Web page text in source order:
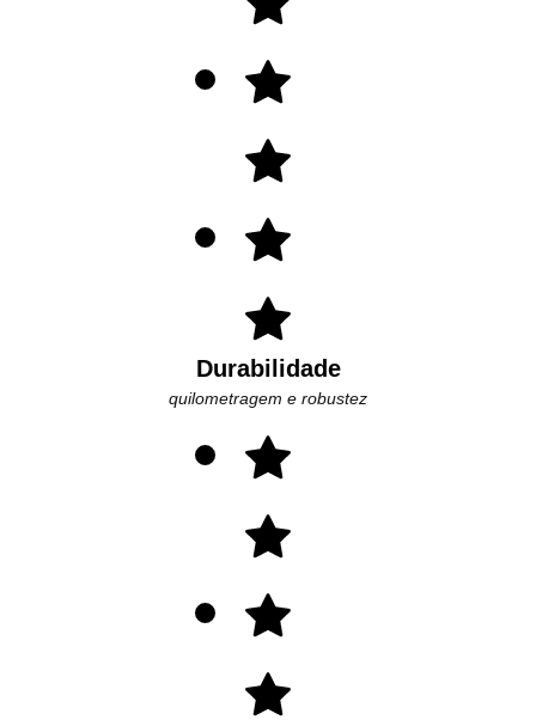
Durabilidade
quilometragem e robustez